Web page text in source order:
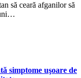
să ceară afganilor să
simptome uşoare de